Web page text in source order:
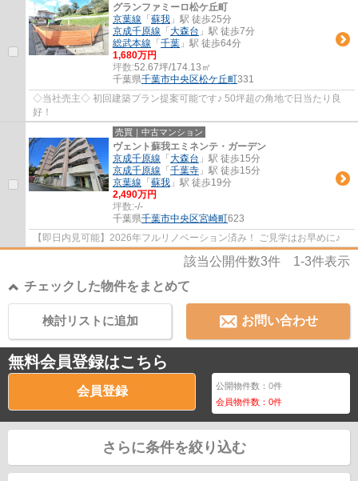
グランファミーロ松ケ丘町
京葉線 「 蘇我 」駅 徒歩25分
京成千原線 「 大森台 」駅 徒歩7分
総武本線 「 千葉 」駅 徒歩64分
1,680万円
坪数:52.67坪/174.13㎡
千葉県千葉市中央区松ケ丘町331
◇当社売主◇ 初回建築プラン提案可能です♪ 50坪超の角地で日当たり良
好！
売買｜中古マンション
ヴェント蘇我エミネンテ・ガーデン
京成千原線 「 大森台 」駅 徒歩15分
京成千原線 「 千葉寺 」駅 徒歩15分
京葉線 「 蘇我 」駅 徒歩19分
2,490万円
坪数:-/-
千葉県千葉市中央区宮崎町623
【即日内見可能】2026年フルリノベーション済み！ ご見学はお早めに♪
該当公開件数3件 1-3件表示
チェックした物件をまとめて
お問い合わせ
検討リストに追加
無料会員登録はこちら
会員登録 公開物件数：0件
会員物件数：0件
さらに条件を絞り込む